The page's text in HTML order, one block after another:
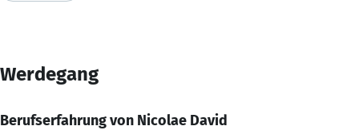
Werdegang
Berufserfahrung von Nicolae David